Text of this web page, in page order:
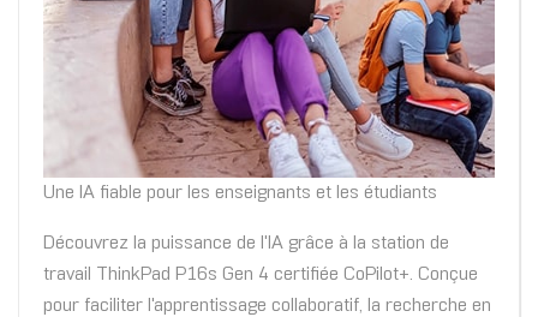
Une IA fiable pour les enseignants et les étudiants
Découvrez la puissance de l'IA grâce à la station de
travail ThinkPad P16s Gen 4 certifiée CoPilot+. Conçue
pour faciliter l'apprentissage collaboratif, la recherche en